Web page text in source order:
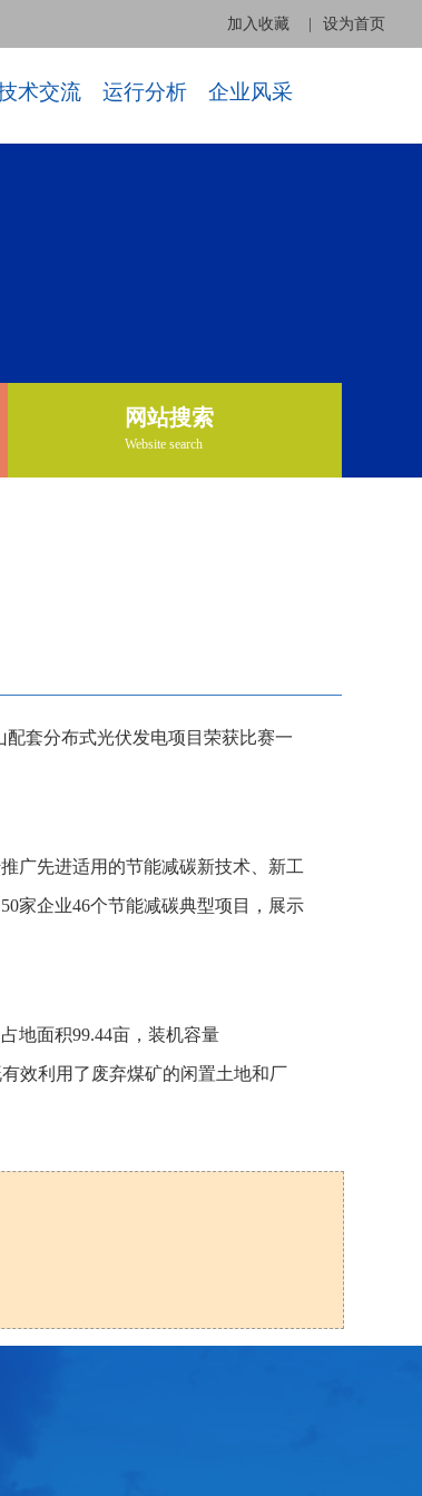
加入收藏 设为首页
术交流 运行分析 企业风采
网站搜索
Website search
配套分布式光伏发电项目荣获比赛一
广先进适用的节能减碳新技术、新工
家企业46个节能减碳典型项目，展示
地面积99.44亩，装机容量
效利用了废弃煤矿的闲置土地和厂